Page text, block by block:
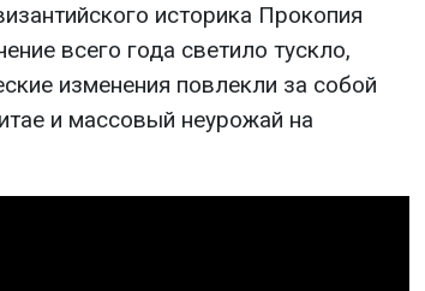
историка Прокопия
всего года светило тускло,
изменения повлекли за собой
и массовый неурожай на